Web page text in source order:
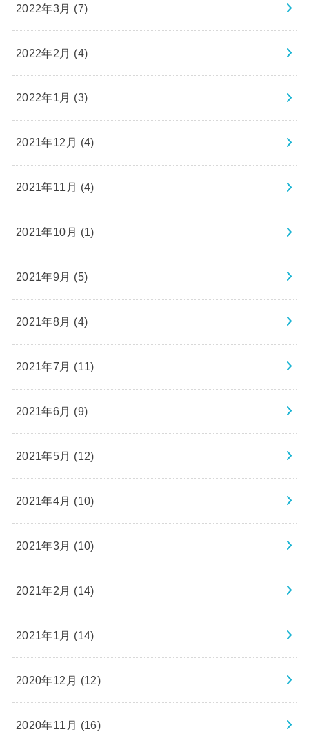
2022年3月 (7)
2022年2月 (4)
2022年1月 (3)
2021年12月 (4)
2021年11月 (4)
2021年10月 (1)
2021年9月 (5)
2021年8月 (4)
2021年7月 (11)
2021年6月 (9)
2021年5月 (12)
2021年4月 (10)
2021年3月 (10)
2021年2月 (14)
2021年1月 (14)
2020年12月 (12)
2020年11月 (16)